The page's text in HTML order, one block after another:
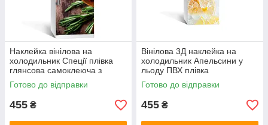
Наклейка вінілова на
холодильник Спеції плівка
глянсова самоклеюча з
ламінацією 600х1800 мм
Готово до відправки
455 ₴
Вінілова 3Д наклейка на
холодильник Апельсини у
льоду ПВХ плівка
самоклеюча цитруси
Готово до відправки
455 ₴